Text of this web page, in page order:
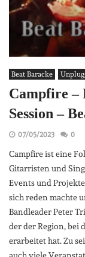
Beat Baracke
Campfire –
Session –
07/05/2023 0
Campfire ist eine
Gitarristen und
Events und
sich reden machte
Bandleader Peter
der der Region, bei
erarbeitet hat. Zu
auch viele